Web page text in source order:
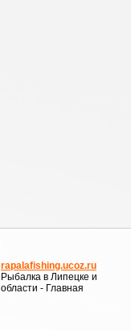
rapalafishing.ucoz.ru
Рыбалка в Липецке и
области - Главная